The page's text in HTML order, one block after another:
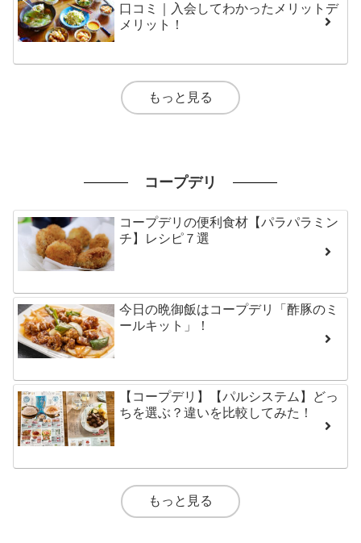
口コミ｜入会してわかったメリットデ
メリット！
もっと見る
コープデリ
コープデリの便利食材【パラパラミン
チ】レシピ７選
今日の晩御飯はコープデリ「酢豚のミ
ールキット」！
【コープデリ】【パルシステム】どっ
ちを選ぶ？違いを比較してみた！
もっと見る